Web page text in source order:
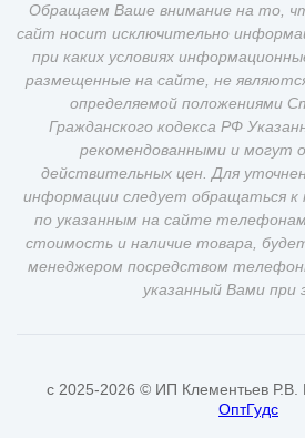
Обращаем Ваше внимание на то,
сайт носит исключительно
при каких условиях
размещенные на сайте, не
определяемой положениями
Гражданского кодекса РФ
рекомендованными и могут
действительных цен. Для
информации следует обращаться к
по указанным на сайте
стоимость и наличие товара,
менеджером посредством
указанный Вами при
c 2025-2026 © ИП Клементьев
ОптГудс